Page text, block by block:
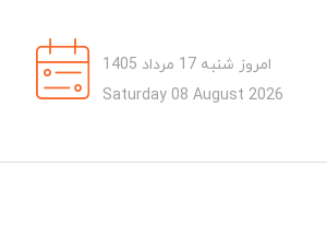
امروز شنبه 17 مرداد 1405
Saturday 08 August 2026